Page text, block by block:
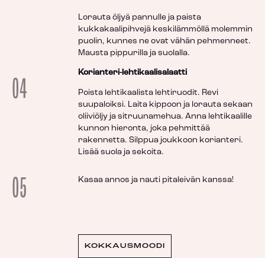
Lorauta öljyä pannulle ja paista
kukkakaalipihvejä keskilämmöllä molemmin
puolin, kunnes ne ovat vähän pehmenneet.
Mausta pippurilla ja suolalla.
04
Korianteri-lehtikaalisalaatti
Poista lehtikaalista lehtiruodit. Revi
suupaloiksi. Laita kippoon ja lorauta sekaan
oliiviöljy ja sitruunamehua. Anna lehtikaalille
kunnon hieronta, joka pehmittää
rakennetta. Silppua joukkoon korianteri.
Lisää suola ja sekoita.
05 Kasaa annos ja nauti pitaleivän kanssa!
KOKKAUSMOODI